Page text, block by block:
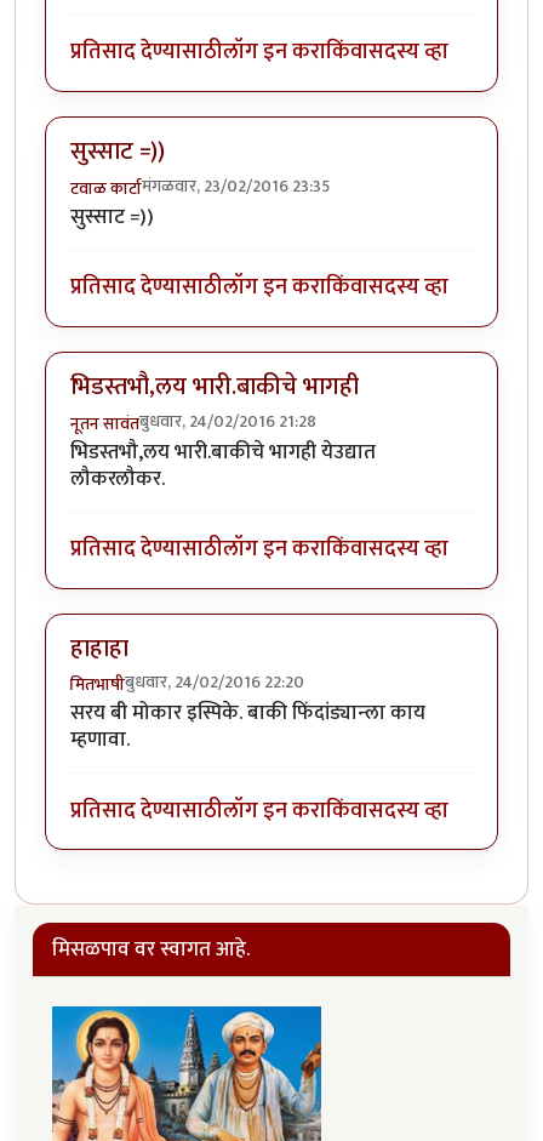
प्रतिसाद देण्यासाठीलॉग इन कराकिंवासदस्य व्हा
सुस्साट =))
टवाळ कार्टामंगळवार, 23/02/2016 23:35
सुस्साट =))
प्रतिसाद देण्यासाठीलॉग इन कराकिंवासदस्य व्हा
भिडस्तभौ,लय भारी.बाकीचे भागही
नूतन सावंतबुधवार, 24/02/2016 21:28
भिडस्तभौ,लय भारी.बाकीचे भागही येउद्यात
लौकरलौकर.
प्रतिसाद देण्यासाठीलॉग इन कराकिंवासदस्य व्हा
हाहाहा
मितभाषीबुधवार, 24/02/2016 22:20
सरय बी मोकार इस्पिके. बाकी फिंदांड्यान्ला काय
म्हणावा.
प्रतिसाद देण्यासाठीलॉग इन कराकिंवासदस्य व्हा
मिसळपाव वर स्वागत आहे.